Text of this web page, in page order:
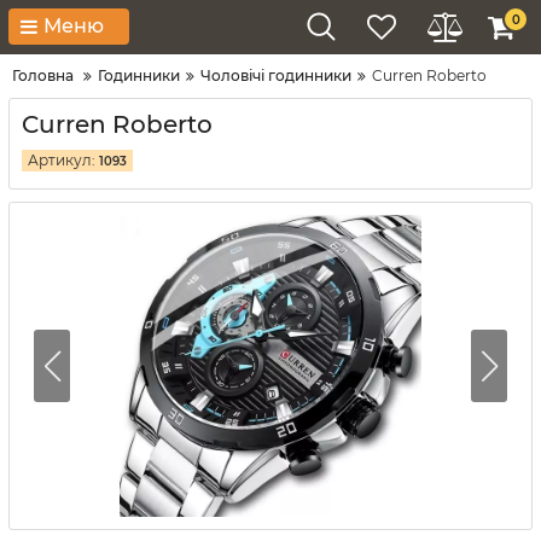
Меню 0
Головна Годинники Чоловічі годинники Curren Roberto
Curren Roberto
Артикул: 1093